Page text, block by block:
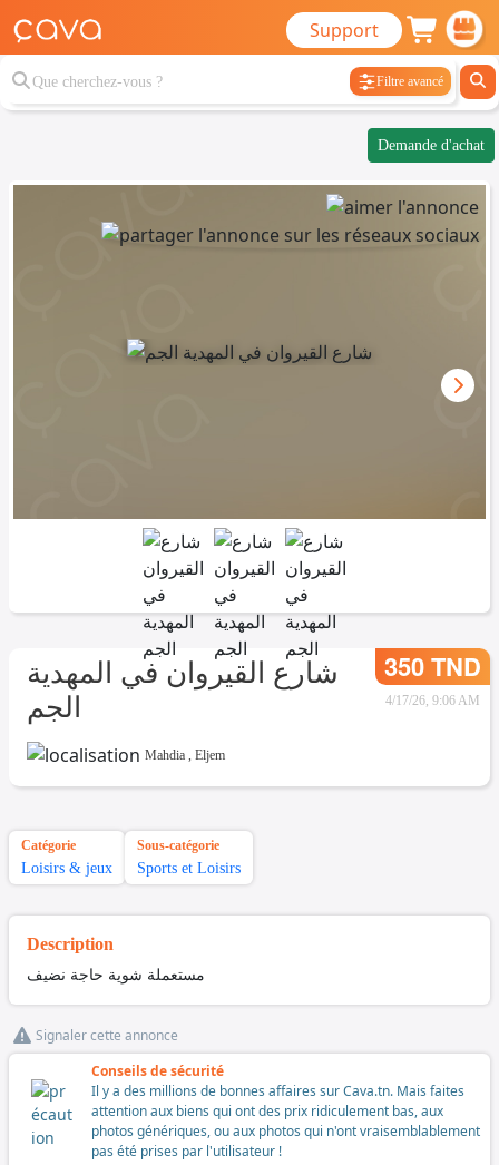
Support
Filtre avancé
Demande d'achat
شارع القيروان في المهدية
الجم
350 TND
4/17/26, 9:06 AM
Mahdia , Eljem
Catégorie
Loisirs & jeux
Sous-catégorie
Sports et Loisirs
Description
مستعملة شوية حاجة نضيف
Signaler cette annonce
Conseils de sécurité
Il y a des millions de bonnes affaires sur Cava.tn. Mais faites
attention aux biens qui ont des prix ridiculement bas, aux
photos génériques, ou aux photos qui n'ont vraisemblablement
pas été prises par l'utilisateur !